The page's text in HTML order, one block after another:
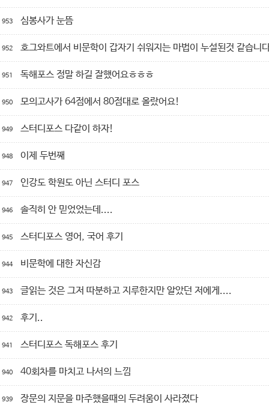
953 심봉사가 눈뜸
952 호그와트에서 비문학이 갑자기 쉬워지는 마법이 누설된것 같습니
951 독해포스 정말 하길 잘했어요ㅎㅎㅎ
950 모의고사가 64점에서 80점대로 올랐어요!
949 스터디포스 다같이 하자!
948 이제 두번째
947 인강도 학원도 아닌 스터디 포스
946 솔직히 안 믿었었는데....
945 스터디포스 영어, 국어 후기
944 비문학에 대한 자신감
943 글읽는 것은 그저 따분하고 지루한지만 알았던 저에게....
942 후기..
941 스터디포스 독해포스 후기
940 40회차를 마치고 나서의 느낌
939 장문의 지문을 마주했을때의 두려움이 사라졌다